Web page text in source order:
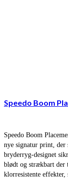
Speedo Boom
Speedo Boom
nye signatur print, der
bryderryg-designet
blødt og strækbart der
klorresistente